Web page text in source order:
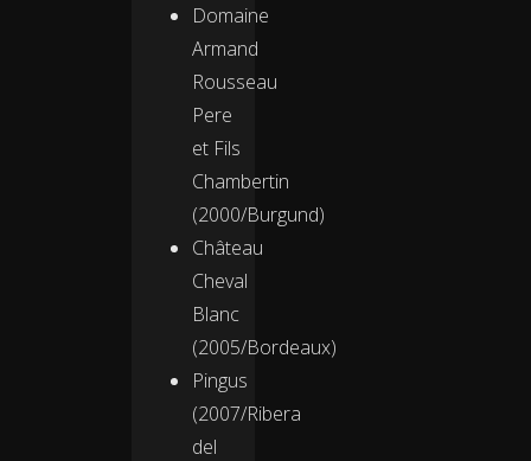
Domaine
Armand
Rousseau
Pere
et Fils
Chambertin
(2000/Burgund)
Château
Cheval
Blanc
(2005/Bordeaux)
Pingus
(2007/Ribera
del